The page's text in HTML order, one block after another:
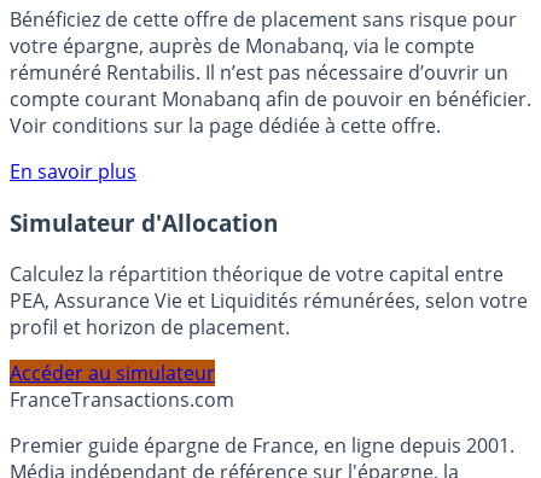
🎁 Bon plan épargne : 3% pendant 6 mois
Bénéficiez de cette offre de placement sans risque pour
votre épargne, auprès de Monabanq, via le compte
rémunéré Rentabilis. Il n’est pas nécessaire d’ouvrir un
Voir conditions sur la page dédiée à cette offre.
En savoir plus
Simulateur d'Allocation
Calculez la répartition théorique de votre capital entre
PEA, Assurance Vie et Liquidités rémunérées, selon votre
profil et horizon de placement.
FranceTransactions.com